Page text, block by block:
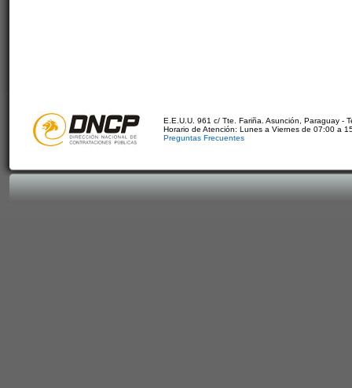
E.E.U.U. 961 c/ Tte. Fariña. Asunción, Paraguay -
Horario de Atención: Lunes a Viernes de 07:00 a
Preguntas Frecuentes